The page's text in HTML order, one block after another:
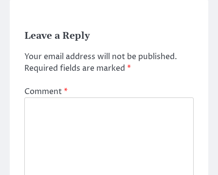
Leave a Reply
Your email address will not be published.
Required fields are marked *
Comment*